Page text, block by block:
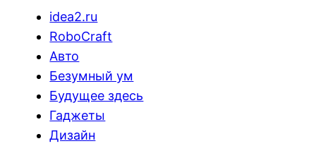
idea2.ru
RoboCraft
Авто
Безумный ум
Будущее здесь
Гаджеты
Дизайн